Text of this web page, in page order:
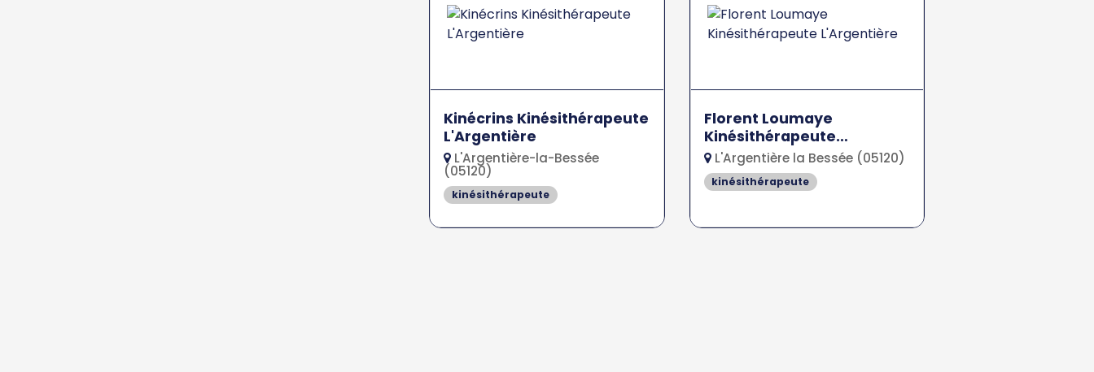
Kinécrins Kinésithérapeute
L'Argentière
L'Argentière-la-Bessée
(05120)
kinésithérapeute
Florent Loumaye
Kinésithérapeute
L'Argentière
L'Argentière la Bessée (05120)
kinésithérapeute